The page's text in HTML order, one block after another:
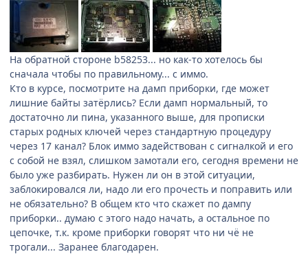
На обратной стороне b58253... но как-то хотелось бы
сначала чтобы по правильному... с иммо.
Кто в курсе, посмотрите на дамп приборки, где может
лишние байты затёрлись? Если дамп нормальный, то
достаточно ли пина, указанного выше, для прописки
старых родных ключей через стандартную процедуру
через 17 канал? Блок иммо задействован с сигналкой и его
с собой не взял, слишком замотали его, сегодня времени не
было уже разбирать. Нужен ли он в этой ситуации,
заблокировался ли, надо ли его прочесть и поправить или
не обязательно? В общем кто что скажет по дампу
приборки.. думаю с этого надо начать, а остальное по
цепочке, т.к. кроме приборки говорят что ни чё не
трогали... Заранее благодарен.